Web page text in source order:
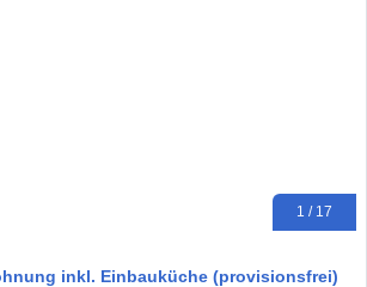
1 / 17
inkl. Einbauküche (provisionsfrei)